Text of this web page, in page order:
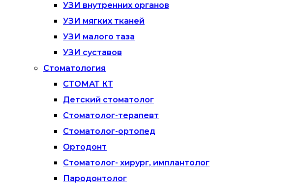
УЗИ внутренних органов
УЗИ мягких тканей
УЗИ малого таза
УЗИ суставов
Стоматология
СТОМАТ КТ
Детский стоматолог
Стоматолог-терапевт
Стоматолог-ортопед
Ортодонт
Стоматолог- хирург, имплантолог
Пародонтолог